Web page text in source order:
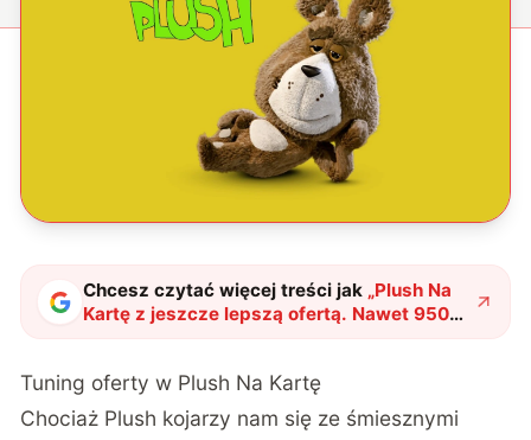
Chcesz czytać więcej treści jak „Plush Na
Kartę z jeszcze lepszą ofertą. Nawet 9500
GB, które nie przepadają i tańsze pakiety
Tuning oferty w Plush Na Kartę
Chociaż Plush kojarzy nam się ze śmiesznymi